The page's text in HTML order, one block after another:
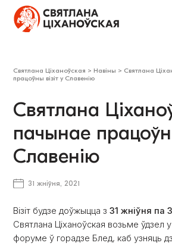
Святлана Ціханоўская > Навіны > Святлана
працоўны візіт у Славенію
Святлана
пачынае
Славенію
31 жніўня, 2021
Візіт будзе доўжыцца з31 жніўня па
Святлана Ціханоўская возьме ўдзел
форуме ў горадзе Блед, каб узняць